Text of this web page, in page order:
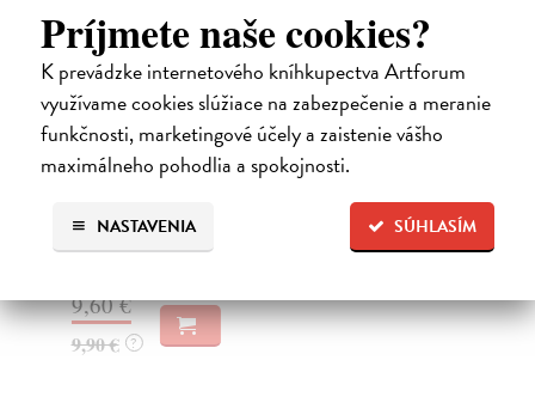
Príjmete naše cookies?
K prevádzke internetového kníhkupectva Artforum
využívame cookies slúžiace na zabezpečenie a meranie
funkčnosti, marketingové účely a zaistenie vášho
maximálneho pohodlia a spokojnosti.
SÚHLASÍM
NASTAVENIA
Od slova do SLOVA
Špaček Jozef
Kniha prozaika a literárneho kritika Jozefa Špačka
(1950, Skalica) Od slova do SLOVA (Recenzie a prí...
Do 4 dní
9,60 €
9,90 € ?